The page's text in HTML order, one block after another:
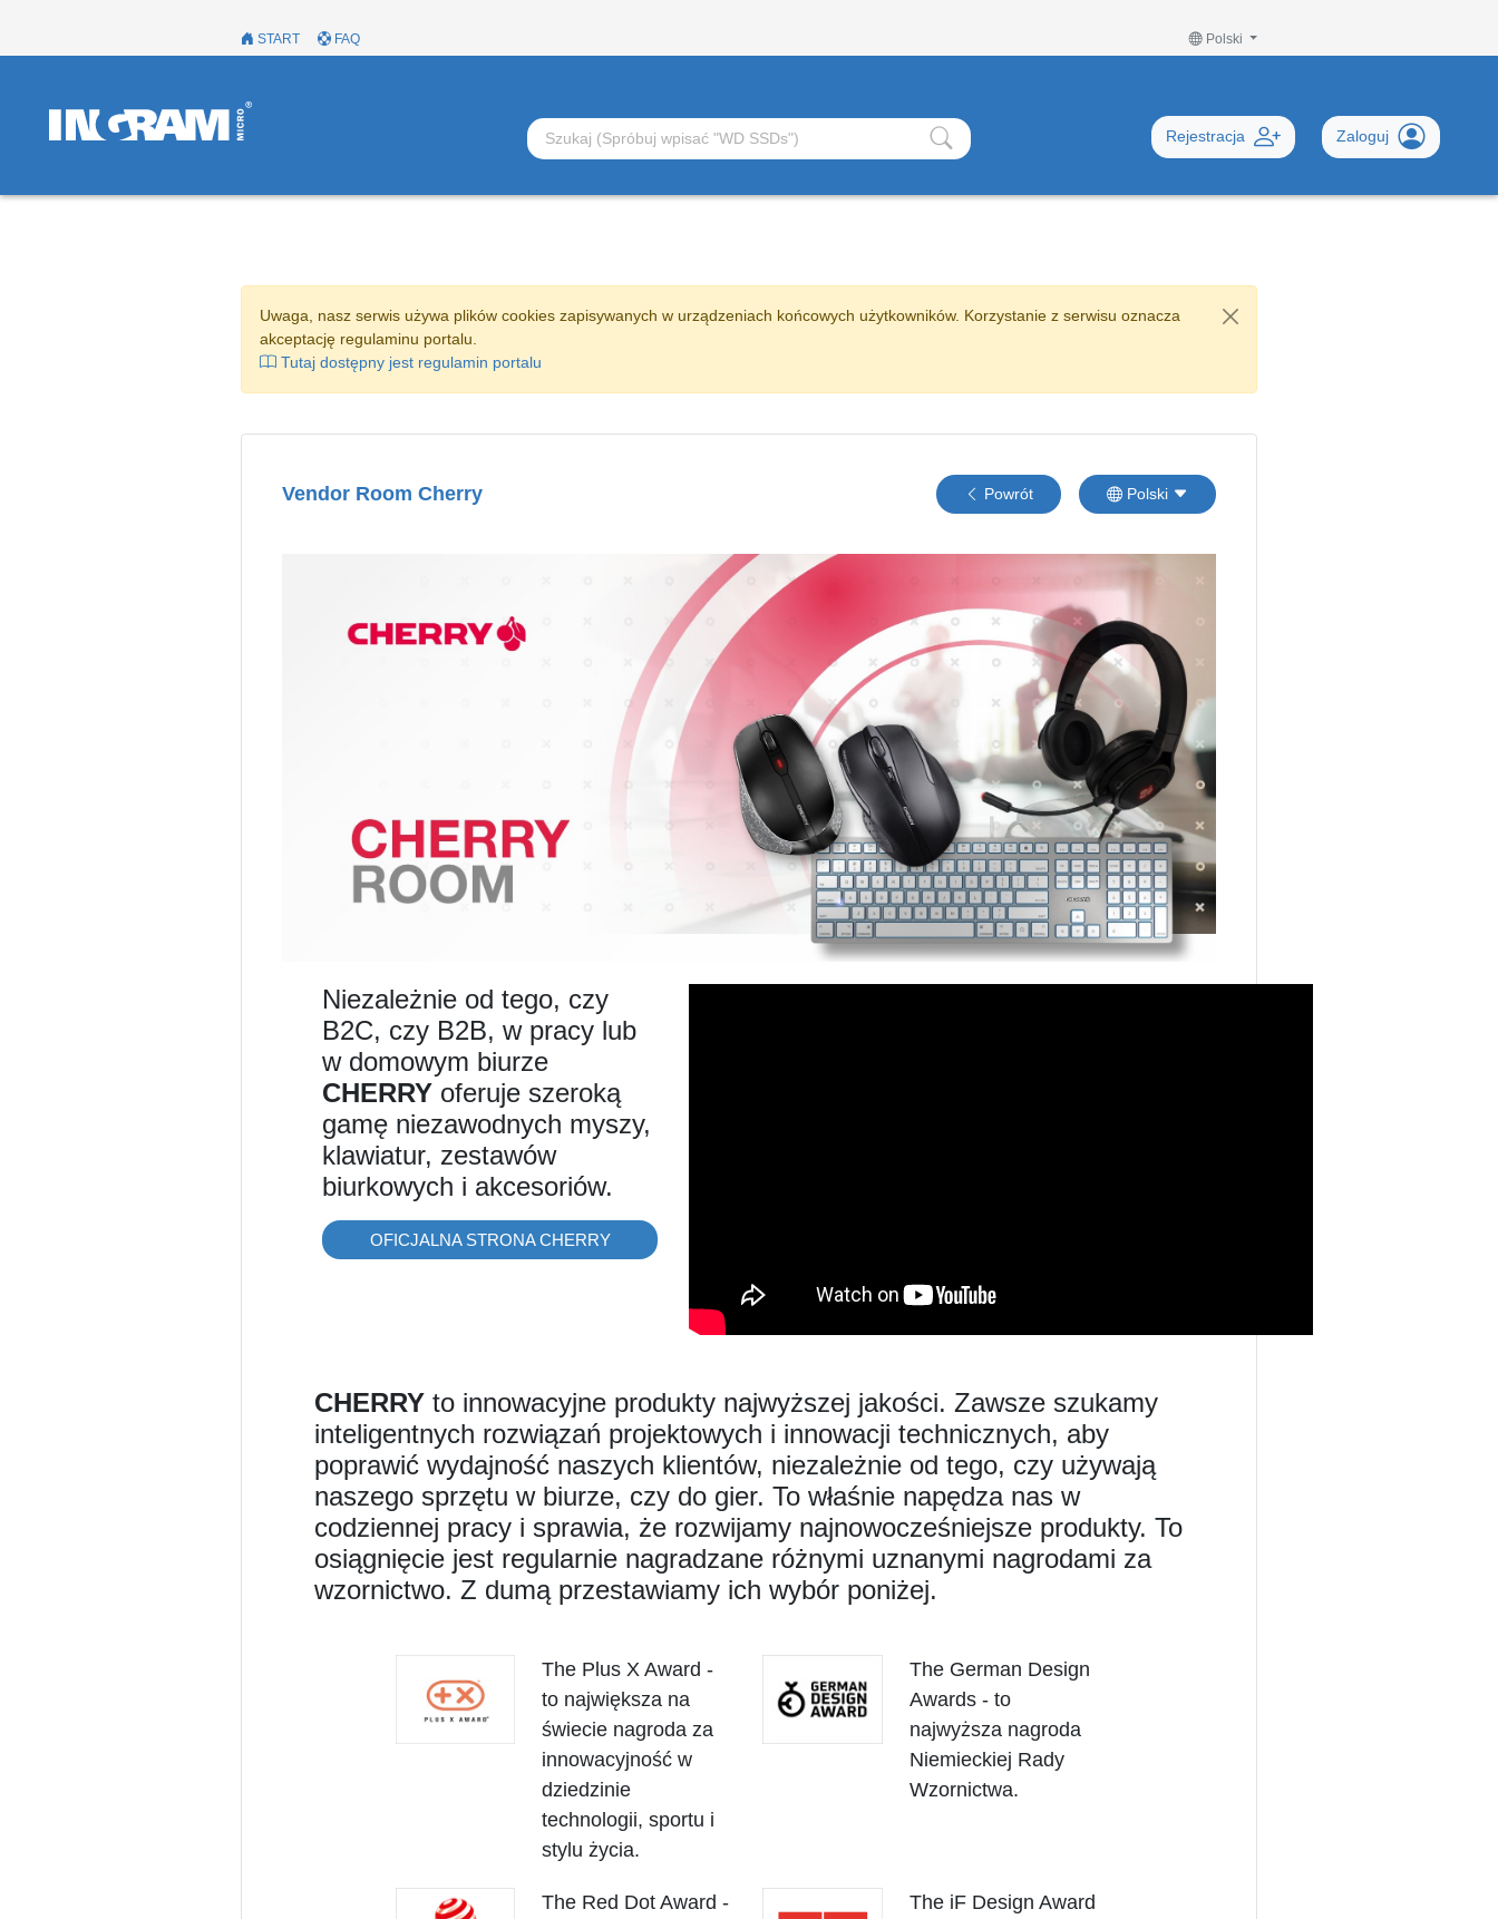
START FAQ Polski
Rejestracja Zaloguj
Uwaga, nasz serwis używa plików cookies zapisywanych w urządzeniach końcowych użytkowników. Korzystanie z serwisu oznacza
akceptację regulaminu portalu.
Tutaj dostępny jest regulamin portalu
Vendor Room Cherry Powrót Polski
Niezależnie od tego, czy
B2C, czy B2B, w pracy lub
w domowym biurze
CHERRY oferuje szeroką
gamę niezawodnych myszy,
klawiatur, zestawów
biurkowych i akcesoriów.
OFICJALNA STRONA CHERRY
CHERRYto innowacyjne produkty najwyższej jakości. Zawsze szukamy
inteligentnych rozwiązań projektowych i innowacji technicznych, aby
poprawić wydajność naszych klientów, niezależnie od tego, czy używają
naszego sprzętu w biurze, czy do gier. To właśnie napędza nas w
codziennej pracy i sprawia, że rozwijamy najnowocześniejsze produkty. To
osiągnięcie jest regularnie nagradzane różnymi uznanymi nagrodami za
wzornictwo. Z dumą przestawiamy ich wybór poniżej.
The Plus X Award -
to największa na
świecie nagroda za
innowacyjność w
dziedzinie
technologii, sportu i
stylu życia.
The German Design
Awards - to
najwyższa nagroda
Niemieckiej Rady
Wzornictwa.
The Red Dot Award -
The iF Design Award